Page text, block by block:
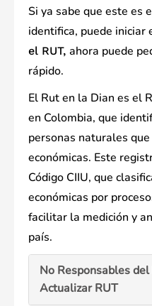
Si ya sabe que este es
identifica, puede iniciar
el RUT, ahora puede
rápido.
El Rut en la Dian es el
en Colombia, que
personas naturales
económicas. Este
Código CIIU, que
económicas por
facilitar la medición y
país.
No Responsables
Actualizar RUT